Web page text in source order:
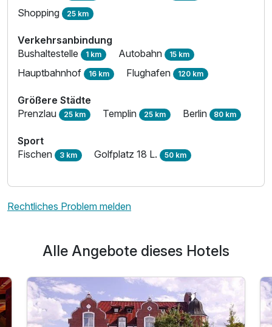
Shopping 25 km
Verkehrsanbindung
Bushaltestelle 1 km Autobahn 15 km
Hauptbahnhof 16 km Flughafen 120 km
Größere Städte
Prenzlau 25 km Templin 25 km Berlin 80 km
Sport
Fischen 3 km Golfplatz 18 L. 50 km
Rechtliches Problem melden
Alle Angebote dieses Hotels